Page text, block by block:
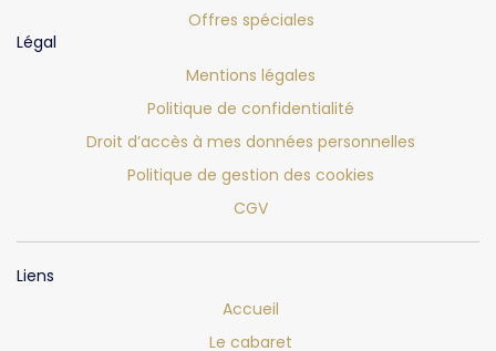
Offres spéciales
Légal
Mentions légales
Politique de confidentialité
Droit d’accès à mes données personnelles
Politique de gestion des cookies
CGV
Liens
Accueil
Le cabaret